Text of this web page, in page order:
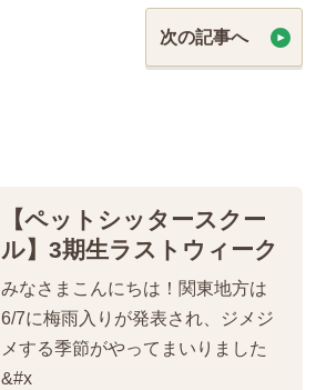
次の記事へ
【ペットシッタースクー
ル】3期生ラストウィーク
みなさまこんにちは！関東地方は
6/7に梅雨入りが発表され、ジメジ
メする季節がやってまいりました
&#x